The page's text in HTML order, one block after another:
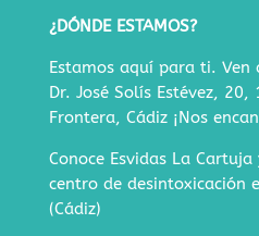
¿DÓNDE ESTAMOS?
Estamos aquí para ti. Ven
Dr. José Solís Estévez, 20,
Frontera, Cádiz¡Nos
Conoce Esvidas La Cartuja
centro de desintoxicación
(Cádiz)